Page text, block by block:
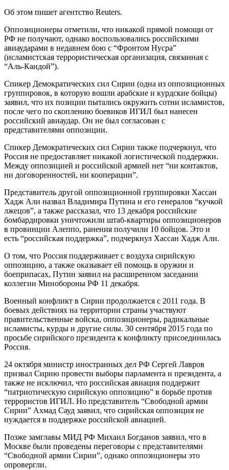
Об этом пишет агентство Reuters.
Оппозиционеры отметили, что никакой прямой помощи от
РФ не получают, однако воспользовались российскими
авиаударами в недавнем бою с “Фронтом Нусра”
(исламистская террористическая организация, связанная с
“Аль-Каидой”).
Спикер Демократических сил Сирии (одна из оппозиционных
группировок, в которую вошли арабские и курдские бойцы)
заявил, что их позиции пытались окружить сотни исламистов,
после чего по скоплению боевиков ИГИЛ был нанесен
российский авиаудар. Он не был согласован с
представителями оппозиции.
Спикер Демократических сил Сирии также подчеркнул, что
Россия не предоставляет никакой логистической поддержки.
Между оппозицией и российской армией нет “ни контактов,
ни договоренностей, ни кооперации”.
Представитель другой оппозиционной группировки Хассан
Хадж Али назвал Владимира Путина и его генералов “кучкой
лжецов”, а также рассказал, что 13 декабря российские
бомбардировки уничтожили штаб-квартиры оппозиционеров
в провинции Алеппо, ранения получили 10 бойцов. Это и
есть “российская поддержка”, подчеркнул Хассан Хадж Али.
О том, что Россия поддерживает с воздуха сирийскую
оппозицию, а также оказывает ей помощь в оружии и
боеприпасах, Путин заявил на расширенном заседании
коллегии Минобороны РФ 11 декабря.
Военный конфликт в Сирии продолжается с 2011 года. В
боевых действиях на территории страны участвуют
правительственные войска, оппозиционеры, радикальные
исламисты, курды и другие силы. 30 сентября 2015 года по
просьбе сирийского президента к конфликту присоединилась
Россия.
24 октября министр иностранных дел РФ Сергей Лавров
призвал Сирию провести выборы парламента и президента, а
также не исключил, что российская авиация поддержит
“патриотическую сирийскую оппозицию” в борьбе против
террористов ИГИЛ. Но представитель “Свободной армии
Сирии” Ахмад Сауд заявил, что сирийская оппозиция не
нуждается в поддержке российской авиацией.
Позже замглавы МИД РФ Михаил Богданов заявил, что в
Москве были проведены переговоры с представителями
“Свободной армии Сирии”, однако оппозиционеры это
опровергли.